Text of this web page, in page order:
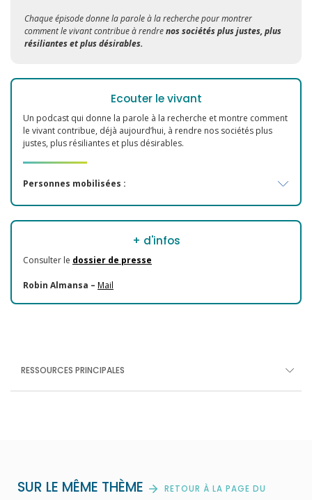
Chaque épisode donne la parole à la recherche pour montrer
comment le vivant contribue à rendrenos sociétés plus justes, plus
résiliantes et plus désirables.
Ecouter le vivant
Un podcast qui donne la parole à la recherche et montre comment
le vivant contribue, déjà aujourd’hui, à rendre nos sociétés plus
justes, plus résiliantes et plus désirables.
Personnes mobilisées :
+ d'infos
Consulter le dossier de presse
Robin Almansa – Mail
RESSOURCES PRINCIPALES
SUR LE MÊME THÈME
RETOUR À LA PAGE DU